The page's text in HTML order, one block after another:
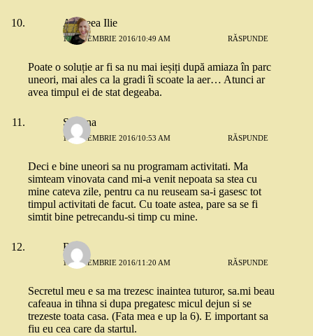
Andreea Ilie
11 NOIEMBRIE 2016/10:49 AM RĂSPUNDE
Poate o soluție ar fi sa nu mai ieșiți după amiaza în parc
uneori, mai ales ca la gradi îi scoate la aer… Atunci ar
avea timpul ei de stat degeaba.
Simona
11 NOIEMBRIE 2016/10:53 AM RĂSPUNDE
Deci e bine uneori sa nu programam activitati. Ma
simteam vinovata cand mi-a venit nepoata sa stea cu
mine cateva zile, pentru ca nu reuseam sa-i gasesc tot
timpul activitati de facut. Cu toate astea, pare sa se fi
simtit bine petrecandu-si timp cu mine.
Ra
11 NOIEMBRIE 2016/11:20 AM RĂSPUNDE
Secretul meu e sa ma trezesc inaintea tuturor, sa.mi beau
cafeaua in tihna si dupa pregatesc micul dejun si se
trezeste toata casa. (Fata mea e up la 6). E important sa
fiu eu cea care da startul.